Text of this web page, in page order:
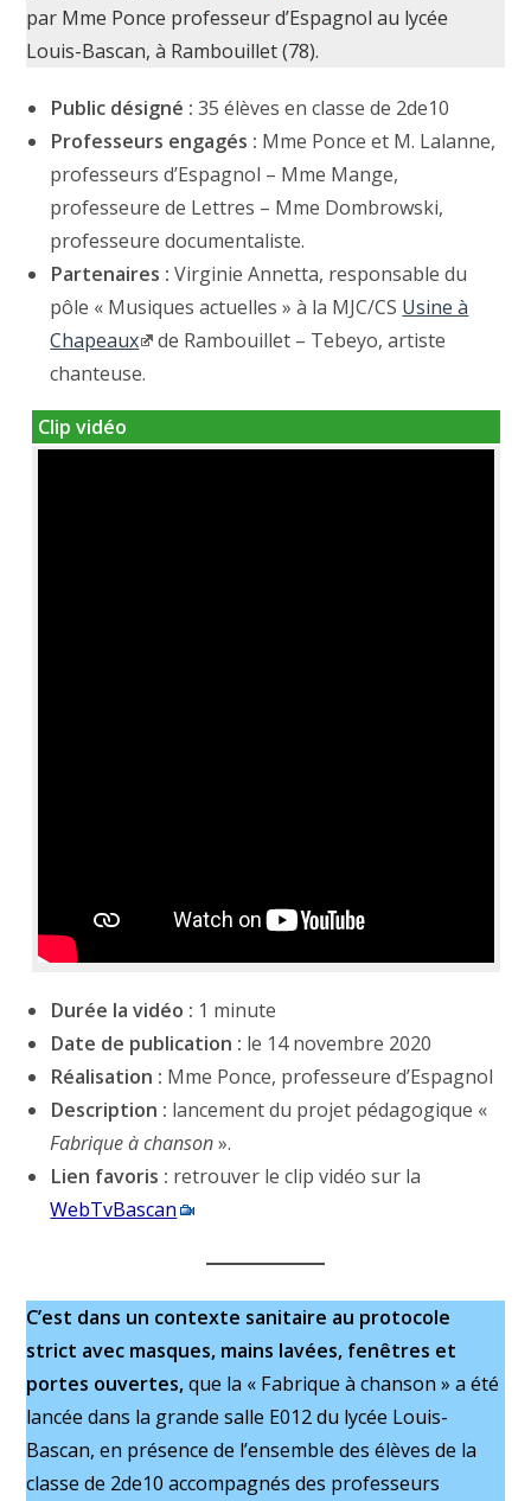
par Mme Ponce professeur d’Espagnol au lycée
Louis-Bascan, à Rambouillet (78).
Public désigné : 35 élèves en classe de 2de10
Professeurs engagés : Mme Ponce et M. Lalanne,
professeurs d’Espagnol – Mme Mange,
professeure de Lettres – Mme Dombrowski,
professeure documentaliste.
Partenaires : Virginie Annetta, responsable du
pôle « Musiques actuelles » à la MJC/CS Usine à
Chapeaux
de Rambouillet – Tebeyo, artiste
chanteuse.
Clip vidéo
Durée la vidéo : 1 minute
Date de publication : le 14 novembre 2020
Réalisation : Mme Ponce, professeure d’Espagnol
Description : lancement du projet pédagogique «
Fabrique à chanson».
Lien favoris : retrouver le clip vidéo sur la
WebTvBascan
C’est dans un contexte sanitaire au protocole
strict avec masques, mains lavées, fenêtres et
portes ouvertes,que la « Fabrique à chanson » a été
lancée dans la grande salle E012 du lycée Louis-
Bascan, en présence de l’ensemble des élèves de la
classe de 2de10 accompagnés des professeurs